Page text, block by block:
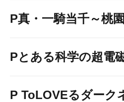
P真・一騎当千～桃
Pとある科学の超電
P ToLOVEるダーク